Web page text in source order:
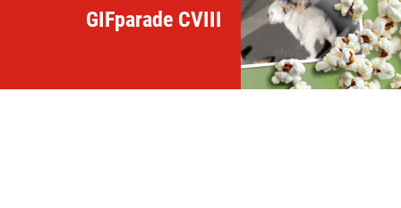
GIFparade CVIII